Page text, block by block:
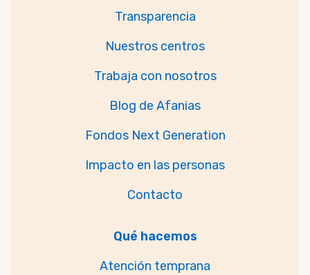
Transparencia
Nuestros centros
Trabaja con nosotros
Blog de Afanias
Fondos Next Generation
Impacto en las personas
Contacto
Qué hacemos
Atención temprana